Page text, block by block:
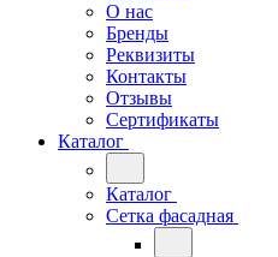
О нас
Бренды
Реквизиты
Контакты
Отзывы
Сертификаты
Каталог
Каталог
Сетка фасадная